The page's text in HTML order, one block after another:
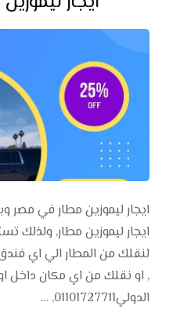
ايجار ليموزين مطار في مصر
ايجار ليموزين مطار, ولذلك
لنقلك من المطار الي اي
, او نقلك من اي مكان داخل او
الدولي01101727711, …